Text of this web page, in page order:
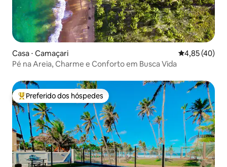
Casa ⋅ Camaçari 4,85 de uma
4,85 (40)
Pé na Areia, Charme e Conforto em Busca Vida
Entre os melhores preferidos dos hóspedes
Preferido dos hóspedes